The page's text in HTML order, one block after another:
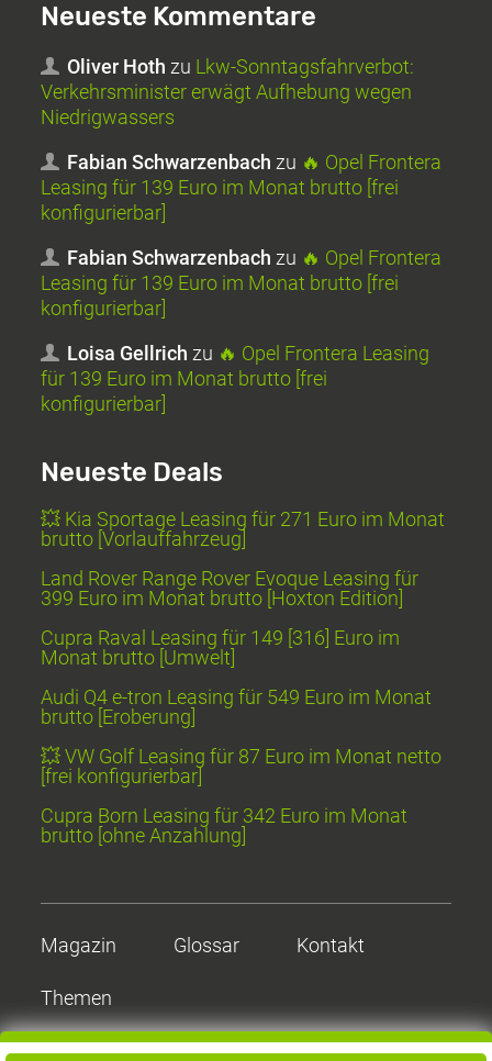
Neueste Kommentare
Oliver Hoth zu Lkw-Sonntagsfahrverbot:
Verkehrsminister erwägt Aufhebung wegen
Niedrigwassers
Fabian Schwarzenbach zu 🔥 Opel Frontera
Leasing für 139 Euro im Monat brutto [frei
konfigurierbar]
Fabian Schwarzenbach zu 🔥 Opel Frontera
Leasing für 139 Euro im Monat brutto [frei
konfigurierbar]
Loisa Gellrich zu 🔥 Opel Frontera Leasing
für 139 Euro im Monat brutto [frei
konfigurierbar]
Neueste Deals
💥 Kia Sportage Leasing für 271 Euro im Monat
brutto [Vorlauffahrzeug]
Land Rover Range Rover Evoque Leasing für
399 Euro im Monat brutto [Hoxton Edition]
Cupra Raval Leasing für 149 [316] Euro im
Monat brutto [Umwelt]
Audi Q4 e-tron Leasing für 549 Euro im Monat
brutto [Eroberung]
💥 VW Golf Leasing für 87 Euro im Monat netto
[frei konfigurierbar]
Cupra Born Leasing für 342 Euro im Monat
brutto [ohne Anzahlung]
Magazin Glossar Kontakt
Themen